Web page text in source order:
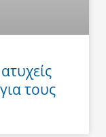
τους